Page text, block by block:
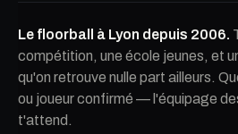
Le floorball à Lyon depuis 2006.
compétition, une école jeunes, et
qu'on retrouve nulle part ailleurs.
ou joueur confirmé — l'équipage
t'attend.